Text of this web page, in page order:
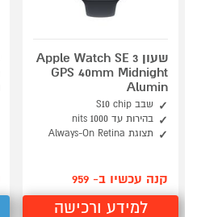
שעון Apple Watch SE 3
GPS 40mm Midnight
Alumin
שבב S10 chip
בהירות עד 1000 nits
תצוגת Always-On Retina
קנה עכשיו ב- 959
למידע ורכישה